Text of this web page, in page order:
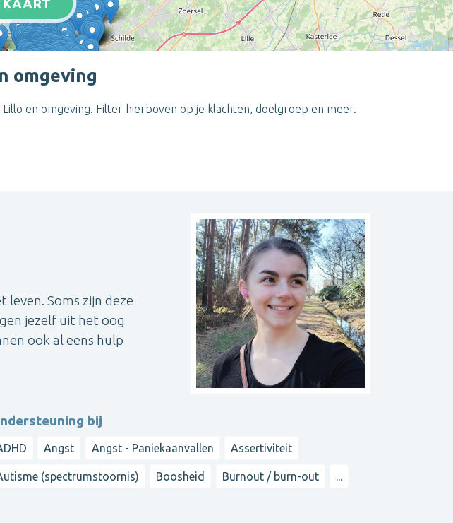
KAART
omgeving
en omgeving. Filter hierboven op je klachten, doelgroep en meer.
Soms zijn deze
jezelf uit het oog
ook al eens hulp
bij
Angst Angst - Paniekaanvallen Assertiviteit
(spectrumstoornis) Boosheid Burnout / burn-out ...